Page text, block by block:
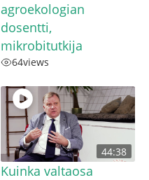
agroekologian
dosentti,
mikrobitutkija
64views
44:38
Kuinka valtaosa